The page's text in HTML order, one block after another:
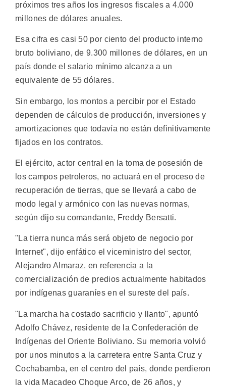
próximos tres años los ingresos fiscales a 4.000
millones de dólares anuales.
Esa cifra es casi 50 por ciento del producto interno
bruto boliviano, de 9.300 millones de dólares, en un
país donde el salario mínimo alcanza a un
equivalente de 55 dólares.
Sin embargo, los montos a percibir por el Estado
dependen de cálculos de producción, inversiones y
amortizaciones que todavía no están definitivamente
fijados en los contratos.
El ejército, actor central en la toma de posesión de
los campos petroleros, no actuará en el proceso de
recuperación de tierras, que se llevará a cabo de
modo legal y armónico con las nuevas normas,
según dijo su comandante, Freddy Bersatti.
"La tierra nunca más será objeto de negocio por
Internet", dijo enfático el viceministro del sector,
Alejandro Almaraz, en referencia a la
comercialización de predios actualmente habitados
por indígenas guaraníes en el sureste del país.
"La marcha ha costado sacrificio y llanto", apuntó
Adolfo Chávez, residente de la Confederación de
Indígenas del Oriente Boliviano. Su memoria volvió
por unos minutos a la carretera entre Santa Cruz y
Cochabamba, en el centro del país, donde perdieron
la vida Macadeo Choque Arco, de 26 años, y